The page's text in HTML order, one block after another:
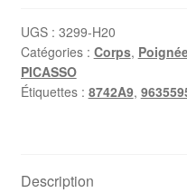
UGS : 3299-H20
Catégories : Corps,
PICASSO
Étiquettes : 8742A9,
Description